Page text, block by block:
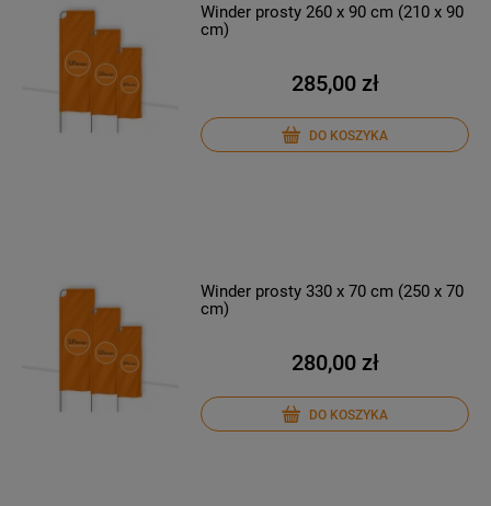
Winder prosty 260 x 90 cm (210 x 90
cm)
285,00 zł
DO KOSZYKA
Winder prosty 330 x 70 cm (250 x 70
cm)
280,00 zł
DO KOSZYKA